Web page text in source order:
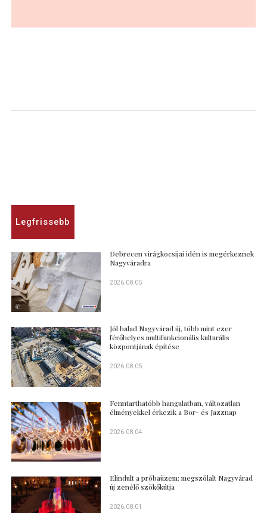
Legfrissebb
Debrecen virágkocsijai idén is megérkeznek
Nagyváradra
2026.08.05
Jól halad Nagyvárad új, több mint ezer
férőhelyes multifunkcionális kulturális
központjának építése
2026.08.05
Fenntarthatóbb hangulatban, változatlan
élményekkel érkezik a Bor- és Jazznap
2026.08.04
Elindult a próbaüzem: megszólalt Nagyvárad
új zenélő szökőkútja
2026.08.01